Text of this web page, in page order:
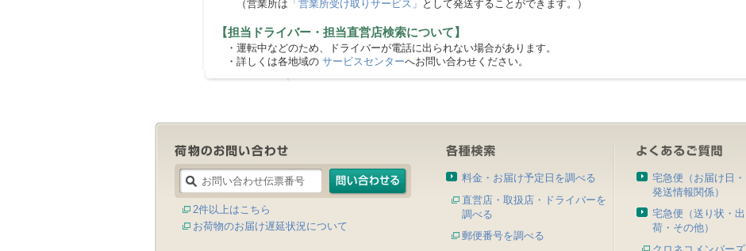
（営業所は 「営業所受け取りサービス」 として発送することができます。）
【担当ドライバー・担当直営店検索について】
・運転中などのため、ドライバーが電話に出られない場合があります。
・詳しくは各地域の サービスセンターへお問い合わせください。
2件以上はこちら
お荷物のお届け遅延状況について
料金・お届け予定日を調べる
直営店・取扱店・ドライバーを
調べる
郵便番号を調べる
宅急便（お届け日・
発送情報関係）
宅急便（送り状・出
荷・その他）